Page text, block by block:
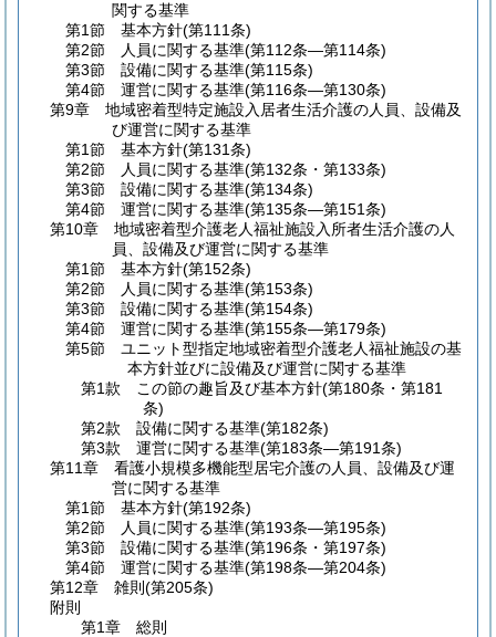
関する基準
第1節
基本方針(第111条)
第2節
人員に関する基準(第112条―第114条)
第3節
設備に関する基準(第115条)
第4節
運営に関する基準(第116条―第130条)
第9章
地域密着型特定施設入居者生活介護の人員、設備及
び運営に関する基準
第1節
基本方針(第131条)
第2節
人員に関する基準(第132条・第133条)
第3節
設備に関する基準(第134条)
第4節
運営に関する基準(第135条―第151条)
第10章
地域密着型介護老人福祉施設入所者生活介護の人
員、設備及び運営に関する基準
第1節
基本方針(第152条)
第2節
人員に関する基準(第153条)
第3節
設備に関する基準(第154条)
第4節
運営に関する基準(第155条―第179条)
第5節
ユニット型指定地域密着型介護老人福祉施設の基
本方針並びに設備及び運営に関する基準
第1款
この節の趣旨及び基本方針(第180条・第181
条)
第2款
設備に関する基準(第182条)
第3款
運営に関する基準(第183条―第191条)
第11章
看護小規模多機能型居宅介護の人員、設備及び運
営に関する基準
第1節
基本方針(第192条)
第2節
人員に関する基準(第193条―第195条)
第3節
設備に関する基準(第196条・第197条)
第4節
運営に関する基準(第198条―第204条)
第12章
雑則 (第205条)
附則
第1章
総則